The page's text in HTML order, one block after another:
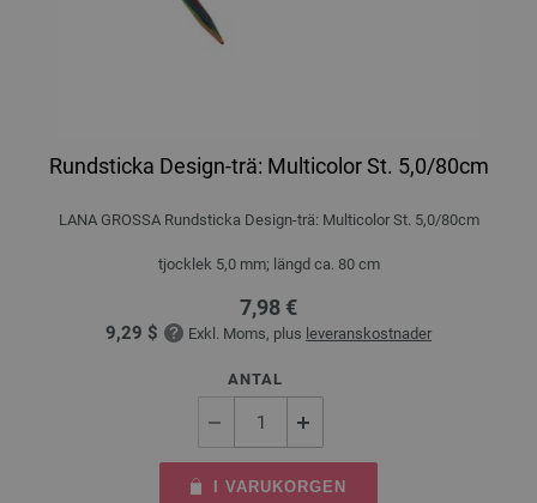
Rundsticka Design-trä: Multicolor St. 5,0/80cm
LANA GROSSA Rundsticka Design-trä: Multicolor St. 5,0/80cm
tjocklek 5,0 mm; längd ca. 80 cm
7,98 €
9,29 $ Exkl. Moms, plus leveranskostnader
ANTAL
I VARUKORGEN